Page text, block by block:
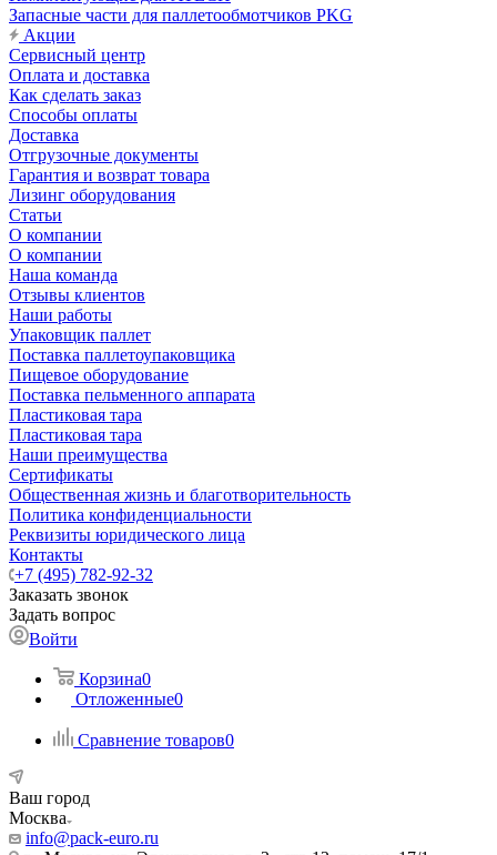
Запасные части для паллетообмотчиков PKG
Акции
Сервисный центр
Оплата и доставка
Как сделать заказ
Способы оплаты
Доставка
Отгрузочные документы
Гарантия и возврат товара
Лизинг оборудования
Статьи
О компании
О компании
Наша команда
Отзывы клиентов
Наши работы
Упаковщик паллет
Поставка паллетоупаковщика
Пищевое оборудование
Поставка пельменного аппарата
Пластиковая тара
Пластиковая тара
Наши преимущества
Сертификаты
Общественная жизнь и благотворительность
Политика конфиденциальности
Реквизиты юридического лица
Контакты
+7 (495) 782-92-32
Заказать звонок
Задать вопрос
Войти
Корзина0
Отложенные0
Сравнение товаров0
Ваш город
Москва
info@pack-euro.ru